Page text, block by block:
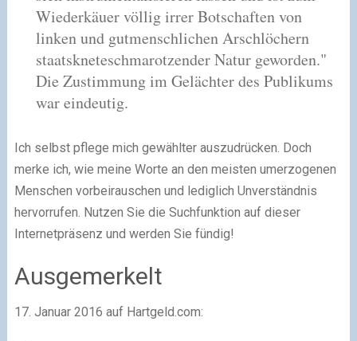
Wiederkäuer völlig irrer Botschaften von
linken und gutmenschlichen Arschlöchern
staatskneteschmarotzender Natur geworden."
Die Zustimmung im Gelächter des Publikums
war eindeutig.
Ich selbst pflege mich gewählter auszudrücken. Doch
merke ich, wie meine Worte an den meisten umerzogenen
Menschen vorbeirauschen und lediglich Unverständnis
hervorrufen. Nutzen Sie die Suchfunktion auf dieser
Internetpräsenz und werden Sie fündig!
Ausgemerkelt
17. Januar 2016 auf Hartgeld.com: